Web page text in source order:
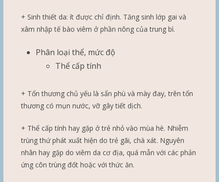
+ Sinh thiết da: ít được chỉ định. Tăng sinh lớp gai và
xâm nhập tế bào viêm ở phần nông của trung bì.
Phân loại thể, mức độ
Thể cấp tính
+ Tổn thương chủ yếu là sẩn phù và mày đay, trên tổn
thương có mụn nước, vỡ gây tiết dịch.
+ Thể cấp tính hay gặp ở trẻ nhỏ vào mùa hè. Nhiễm
trùng thứ phát xuất hiện do trẻ gãi, chà xát. Nguyên
nhân hay gặp do viêm da cơ địa, quá mẫn với các phản
ứng côn trùng đốt hoặc với thức ăn.